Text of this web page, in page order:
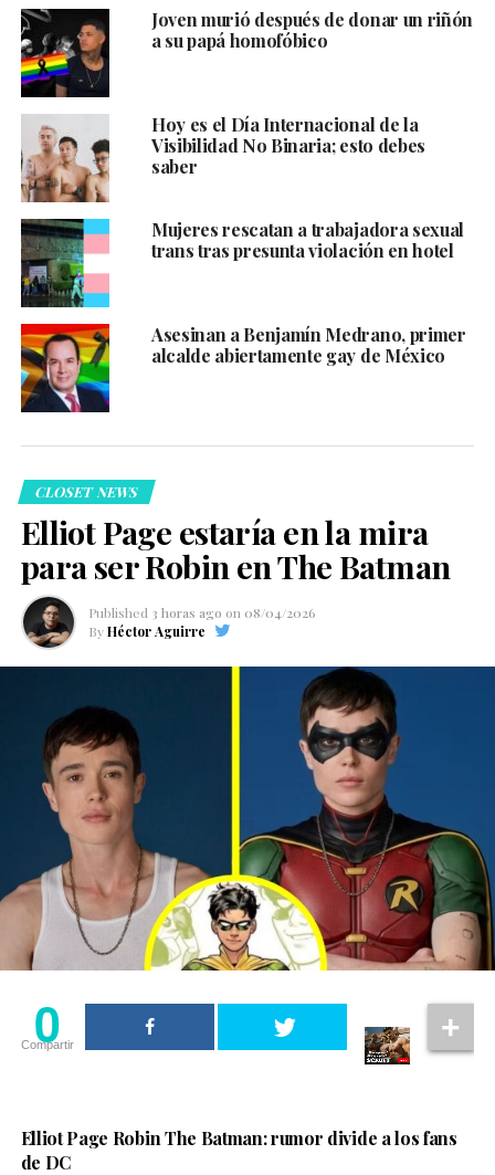
Joven murió después de donar un riñón
a su papá homofóbico
Hoy es el Día Internacional de la
Visibilidad No Binaria; esto debes
saber
Mujeres rescatan a trabajadora sexual
trans tras presunta violación en hotel
Asesinan a Benjamín Medrano, primer
alcalde abiertamente gay de México
CLOSET NEWS
Elliot Page estaría en la mira
para ser Robin en The Batman
Published 3 horas ago on 08/04/2026
By Héctor Aguirre
0
Compartir
Elliot Page Robin The Batman: rumor divide a los fans
de DC